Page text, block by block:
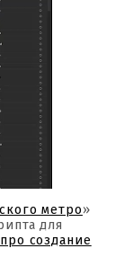
метро»
для
создание